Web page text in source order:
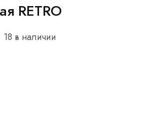
RETRO
18 в наличии